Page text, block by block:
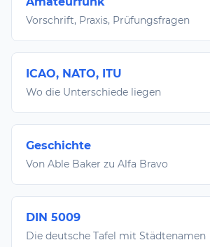
Vorschrift, Praxis, Prüfungsfragen
ICAO, NATO, ITU
Wo die Unterschiede liegen
Geschichte
Von Able Baker zu Alfa Bravo
DIN 5009
Die deutsche Tafel mit Städtenamen